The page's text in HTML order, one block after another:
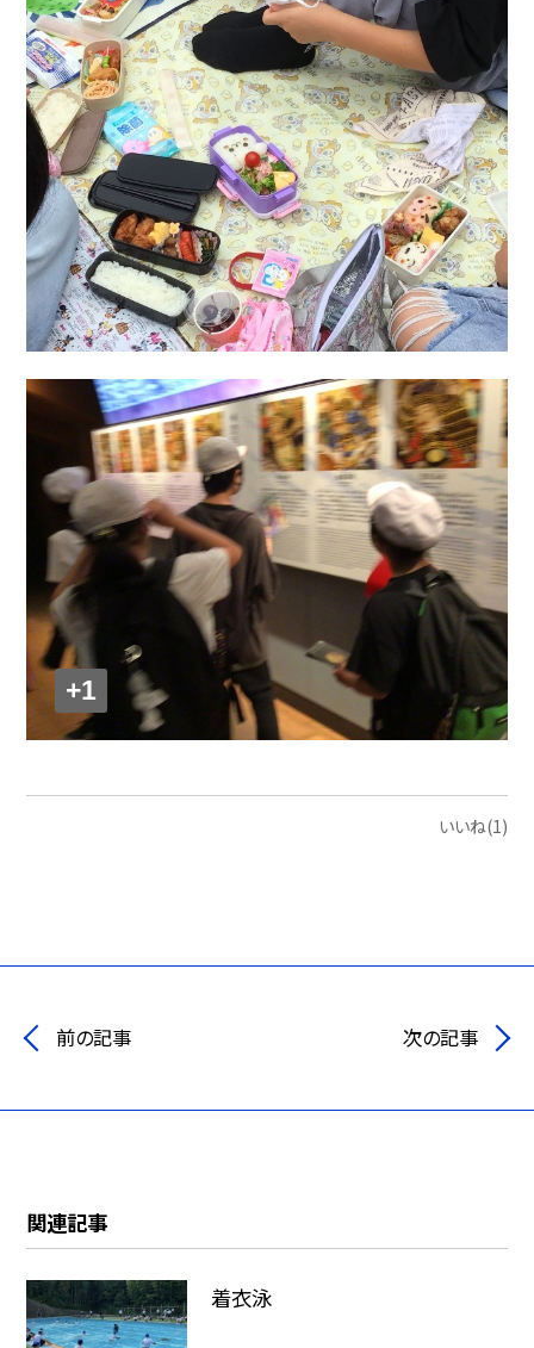
+1
いいね(1)
前の記事 次の記事
関連記事
着衣泳